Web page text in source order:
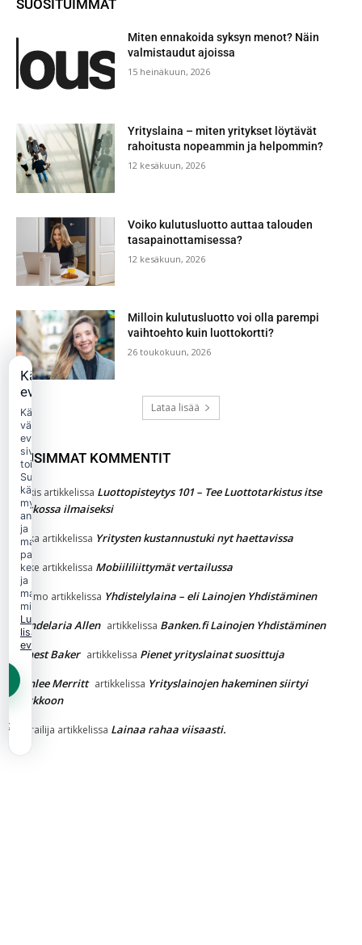
SUOSITUIMMAT
Miten ennakoida syksyn menot? Näin
valmistaudut ajoissa
15 heinäkuun, 2026
Yrityslaina – miten yritykset löytävät
rahoitusta nopeammin ja helpommin?
12 kesäkuun, 2026
Voiko kulutusluotto auttaa talouden
tasapainottamisessa?
12 kesäkuun, 2026
Milloin kulutusluotto voi olla parempi
vaihtoehto kuin luottokortti?
26 toukokuun, 2026
Lataa lisää
UUSIMMAT KOMMENTIT
Jukkis artikkelissa Luottopisteytys 101 – Tee Luottotarkistus itse
verkossa ilmaiseksi
jaska artikkelissa Yritysten kustannustuki nyt haettavissa
Jakke artikkelissa Mobiililiittymät vertailussa
Kimmo artikkelissa Yhdistelylaina – eli Lainojen Yhdistäminen
Candelaria Allen artikkelissa Banken.fi Lainojen Yhdistäminen
Ernest Baker artikkelissa Pienet yrityslainat suosittuja
Ashlee Merritt artikkelissa Yrityslainojen hakeminen siirtyi
verkkoon
Vierailija artikkelissa Lainaa rahaa viisaasti.
Käytämme
evästeitä
Käytämme
välttämättömiä
evästeitä
sivuston
toimintaan.
Suostumuksellasi
käytämme
myös
analytiikka-
ja
markkinointievästeitä
palvelun
kehittämiseen
ja
mainonnan
mittaamiseen.
Lue
lisää
evästekäytännöstä.